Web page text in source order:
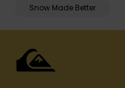
Snow Made Better